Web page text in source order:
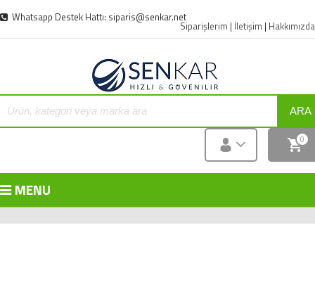
Whatsapp Destek Hattı: siparis@senkar.net
Siparişlerim | İletişim | Hakkımızda
ARA
0
MENU